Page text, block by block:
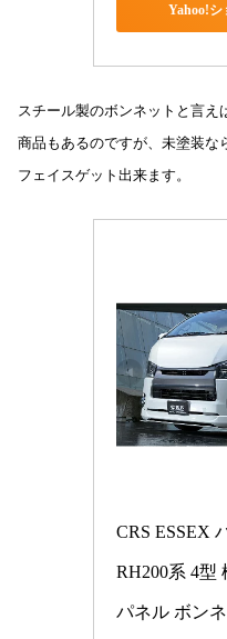
Yahoo!シ
スチール製のボンネットと言え
商品もあるのですが、未塗装な
フェイスゲット出来ます。
CRS ESSEX
RH200系 4型
パネル ボン